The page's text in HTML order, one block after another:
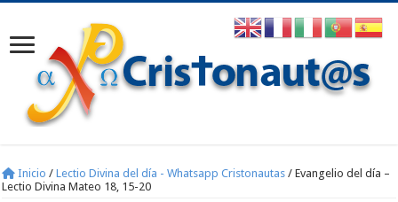
Inicio / Lectio Divina del día - Whatsapp Cristonautas / Evangelio del día –
Lectio Divina Mateo 18, 15-20